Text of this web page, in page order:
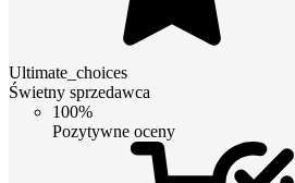
Ultimate_choices
Świetny sprzedawca
100%
Pozytywne oceny